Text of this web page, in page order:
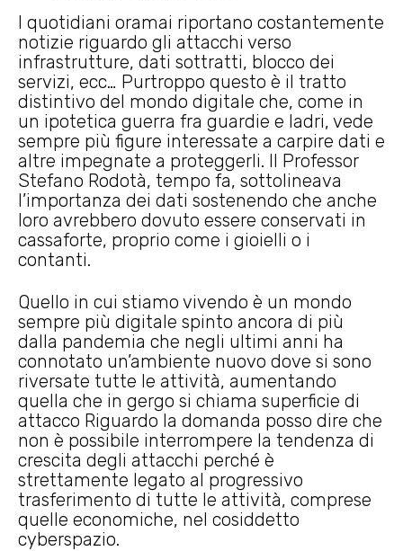
I quotidiani oramai riportano costantemente
notizie riguardo gli attacchi verso
infrastrutture, dati sottratti, blocco dei
servizi, ecc… Purtroppo questo è il tratto
distintivo del mondo digitale che, come in
un ipotetica guerra fra guardie e ladri, vede
sempre più figure interessate a carpire dati e
altre impegnate a proteggerli. Il Professor
Stefano Rodotà, tempo fa, sottolineava
l’importanza dei dati sostenendo che anche
loro avrebbero dovuto essere conservati in
cassaforte, proprio come i gioielli o i
contanti.
Quello in cui stiamo vivendo è un mondo
sempre più digitale spinto ancora di più
dalla pandemia che negli ultimi anni ha
connotato un’ambiente nuovo dove si sono
riversate tutte le attività, aumentando
quella che in gergo si chiama superficie di
attacco Riguardo la domanda posso dire che
non è possibile interrompere la tendenza di
crescita degli attacchi perché è
strettamente legato al progressivo
trasferimento di tutte le attività, comprese
quelle economiche, nel cosiddetto
cyberspazio.